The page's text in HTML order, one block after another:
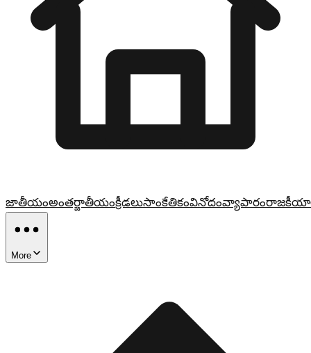
జాతీయంఅంతర్జాతీయంక్రీడలుసాంకేతికంవినోదంవ్యాపారం
More